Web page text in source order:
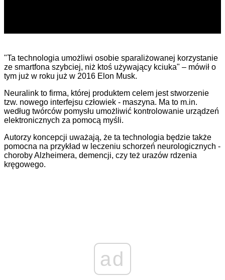
"Ta technologia umożliwi osobie sparaliżowanej korzystanie
ze smartfona szybciej, niż ktoś używający kciuka" – mówił o
tym już w roku już w 2016 Elon Musk.
Neuralink to firma, której produktem celem jest stworzenie
tzw. nowego interfejsu człowiek - maszyna. Ma to m.in.
według twórców pomysłu umożliwić kontrolowanie urządzeń
elektronicznych za pomocą myśli.
Autorzy koncepcji uważają, że ta technologia będzie także
pomocna na przykład w leczeniu schorzeń neurologicznych -
choroby Alzheimera, demencji, czy też urazów rdzenia
kręgowego.
ad